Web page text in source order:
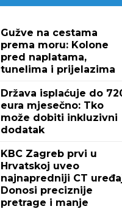
Gužve na cestama
prema moru: Kolone
pred naplatama,
tunelima i prijelazima
Država isplaćuje do
eura mjesečno: Tko
može dobiti inkluzivni
dodatak
KBC Zagreb prvi u
Hrvatskoj uveo
najnapredniji CT
Donosi preciznije
pretrage i manje